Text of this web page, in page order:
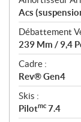
Acs
Débattement
239 Mm / 9,4
Cadre :
Rev® Gen4
Skis :
Pilotmc 7.4